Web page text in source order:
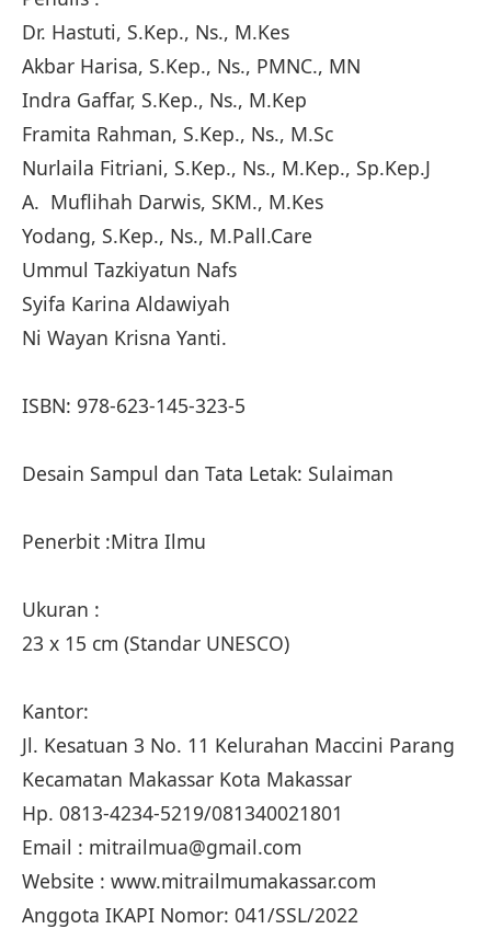
Dr. Hastuti, S.Kep., Ns., M.Kes
Akbar Harisa, S.Kep., Ns., PMNC., MN
Indra Gaffar, S.Kep., Ns., M.Kep
Framita Rahman, S.Kep., Ns., M.Sc
Nurlaila Fitriani, S.Kep., Ns., M.Kep., Sp.Kep.J
A. Muflihah Darwis, SKM., M.Kes
Yodang, S.Kep., Ns., M.Pall.Care
Ummul Tazkiyatun Nafs
Syifa Karina Aldawiyah
Ni Wayan Krisna Yanti.
ISBN: 978-623-145-323-5
Desain Sampul dan Tata Letak: Sulaiman
Penerbit :Mitra Ilmu
Ukuran :
23 x 15 cm (Standar UNESCO)
Kantor:
Jl. Kesatuan 3 No. 11 Kelurahan Maccini Parang
Kecamatan Makassar Kota Makassar
Hp. 0813-4234-5219/081340021801
Email : mitrailmua@gmail.com
Website : www.mitrailmumakassar.com
Anggota IKAPI Nomor: 041/SSL/2022